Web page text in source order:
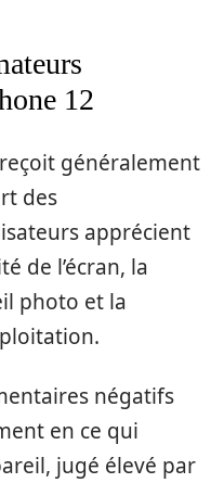
12
reçoit généralement
des
apprécient
de l’écran, la
photo et la
négatifs
en ce qui
jugé élevé par